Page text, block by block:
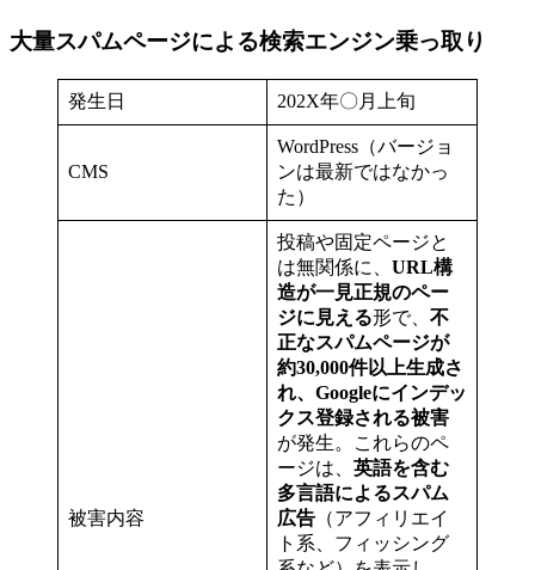
大量スパムページによる検索エンジン乗っ取り
発生日 202X年〇月上旬
CMS
WordPress（バージョ
ンは最新ではなかっ
た）
被害内容
投稿や固定ページと
は無関係に、 URL構
造が一見正規のペー
ジに見える形で、 不
正なスパムページが
約30,000件以上生成さ
れ、Googleにインデッ
クス登録される被害
が発生。これらのペ
ージは、 英語を含む
多言語によるスパム
広告 （アフィリエイ
ト系、フィッシング